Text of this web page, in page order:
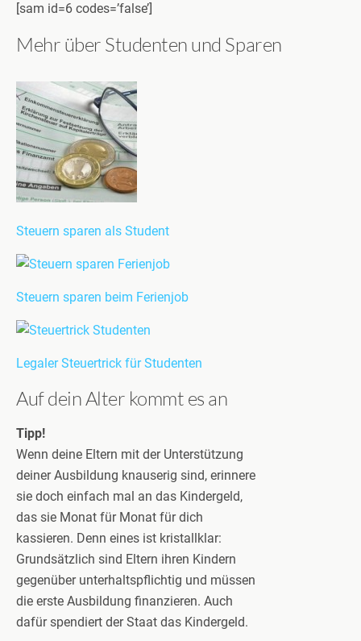
[sam id=6 codes=’false’]
Mehr über Studenten und Sparen
Steuern sparen als Student
Steuern sparen beim Ferienjob
Legaler Steuertrick für Studenten
Auf dein Alter kommt es an
Tipp!
Wenn deine Eltern mit der Unterstützung
deiner Ausbildung knauserig sind, erinnere
sie doch einfach mal an das Kindergeld,
das sie Monat für Monat für dich
kassieren. Denn eines ist kristallklar:
Grundsätzlich sind Eltern ihren Kindern
gegenüber unterhaltspflichtig und müssen
die erste Ausbildung finanzieren. Auch
dafür spendiert der Staat das Kindergeld.